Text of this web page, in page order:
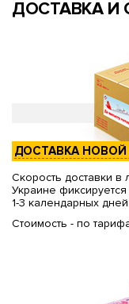
ДОСТАВКА И
ДОСТАВКА
Скорость доставки
Украине
1-3 календарных дней.
Стоимость - по